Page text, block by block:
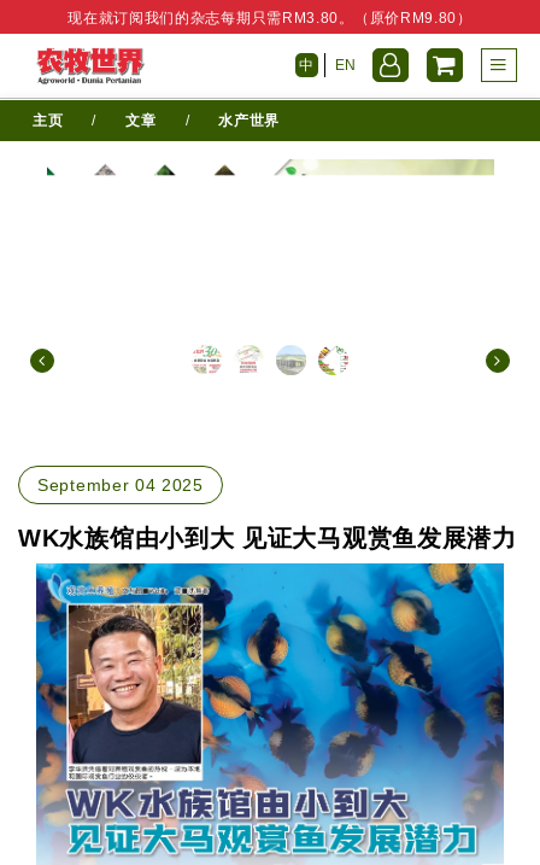
现在就订阅我们的杂志每期只需RM3.80。（原价RM9.80）
中 EN
主页 / 文章 / 水产世界
September 04 2025
WK水族馆由小到大 见证大马观赏鱼发展潜力